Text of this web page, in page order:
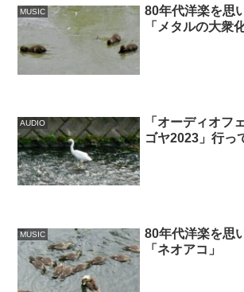
MUSIC
80年代洋楽を思
「メタルの大衆化
AUDIO
「オーディオフ
ゴヤ2023」行っ
MUSIC
80年代洋楽を思
「ネオアコ」